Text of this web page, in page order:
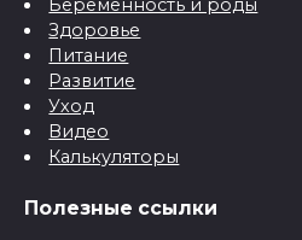
Беременность и роды
Здоровье
Питание
Развитие
Уход
Видео
Калькуляторы
Полезные ссылки